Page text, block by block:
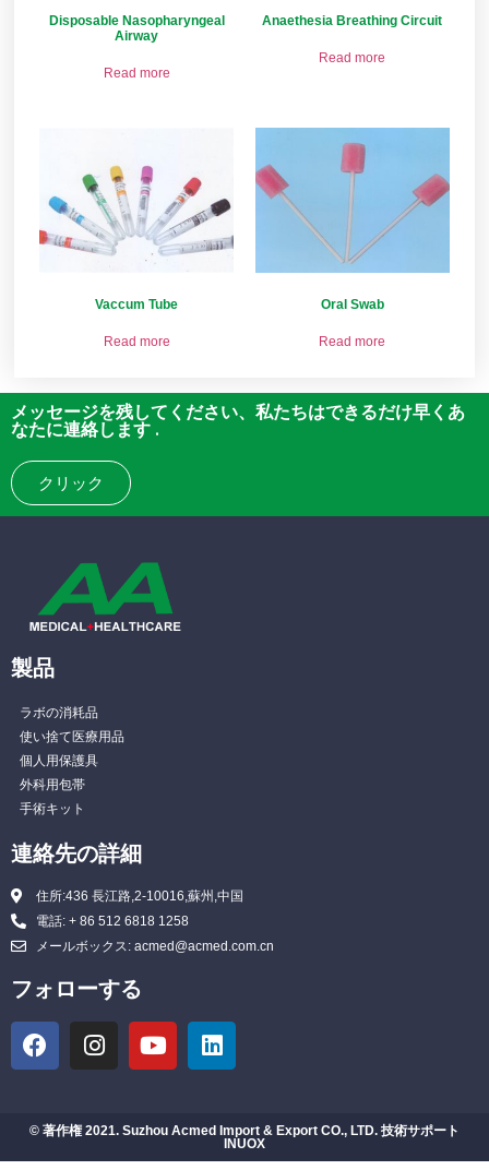
Disposable Nasopharyngeal
Airway
Read more
Anaethesia Breathing Circuit
Read more
Vaccum Tube
Read more
Oral Swab
Read more
メッセージを残してください、私たちはできるだけ早くあ
なたに連絡します .
クリック
製品
ラボの消耗品
使い捨て医療用品
個人用保護具
外科用包帯
手術キット
連絡先の詳細
住所:436 長江路,2-10016,蘇州,中国
電話: + 86 512 6818 1258
メールボックス: acmed@acmed.com.cn
フォローする
© 著作権 2021. Suzhou Acmed Import & Export CO., LTD. 技術サポート
INUOX